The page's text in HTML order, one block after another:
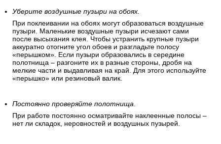
Уберите воздушные пузыри на обоях.
При поклеивании на обоях могут образоваться воздушные
пузыри. Маленькие воздушные пузыри исчезают сами
после высыхания клея. Чтобы устранить крупные пузыри
аккуратно отогните угол обоев и разгладьте полосу
«перышком». Если пузыри образовались в середине
полотнища – разгоните их в разные стороны, дробя на
мелкие части и выдавливая на край. Для этого используйте
«перышко» или резиновый валик.
Постоянно проверяйте полотнища.
При работе постоянно осматривайте наклеенные полосы –
нет ли складок, неровностей и воздушных пузырей.